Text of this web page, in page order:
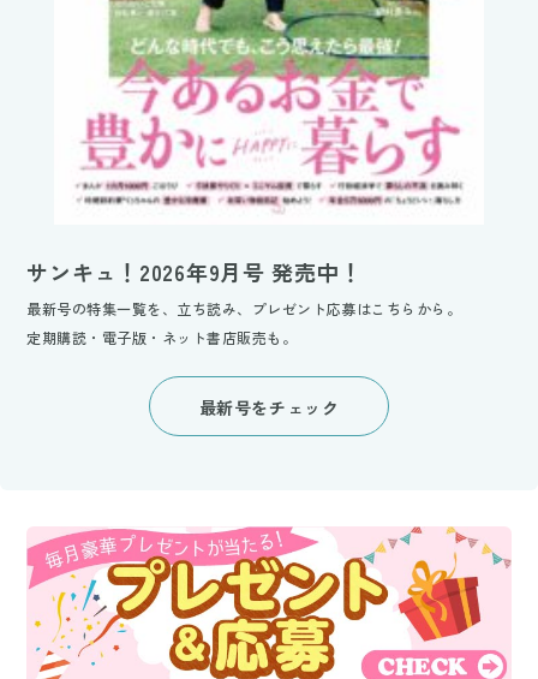
サンキュ！2026年9月号 発売中！
最新号の特集一覧を、立ち読み、プレゼント応募はこちらから。
定期購読・電子版・ネット書店販売も。
最新号をチェック